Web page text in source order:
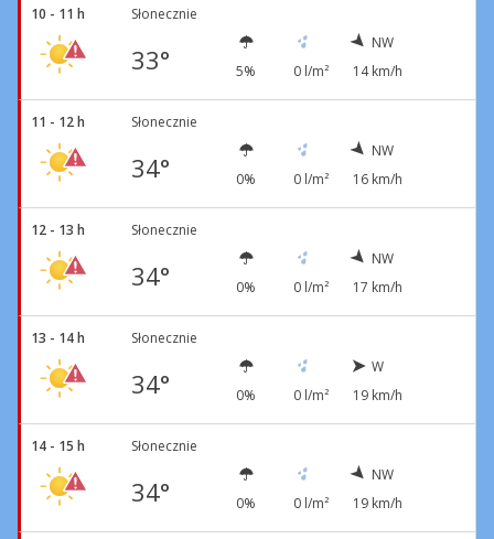
10 - 11 h Słonecznie
33° 5% 0 l/m²
NW
14 km/h
11 - 12 h Słonecznie
34° 0% 0 l/m²
NW
16 km/h
12 - 13 h Słonecznie
34° 0% 0 l/m²
NW
17 km/h
13 - 14 h Słonecznie
34° 0% 0 l/m²
W
19 km/h
14 - 15 h Słonecznie
34° 0% 0 l/m²
NW
19 km/h